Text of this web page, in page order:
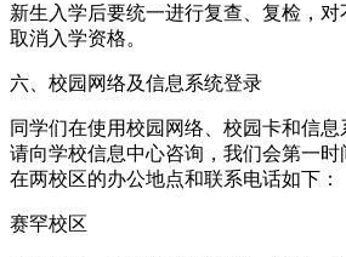
新生入学后要统一进行复查、复检，
取消入学资格。
六、校园网络及信息系统登录
同学们在使用校园网络、校园卡和信息
请向学校信息中心咨询，我们会第一
在两校区的办公地点和联系电话如下：
赛罕校区